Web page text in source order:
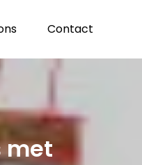
Contact
met